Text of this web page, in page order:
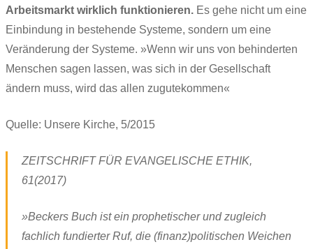
Arbeitsmarkt wirklich funktionieren. Es gehe nicht um eine
Einbindung in bestehende Systeme, sondern um eine
Veränderung der Systeme. »Wenn wir uns von behinderten
Menschen sagen lassen, was sich in der Gesellschaft
ändern muss, wird das allen zugutekommen«
Quelle: Unsere Kirche, 5/2015
ZEITSCHRIFT FÜR EVANGELISCHE ETHIK,
61(2017)
»Beckers Buch ist ein prophetischer und zugleich
fachlich fundierter Ruf, die (finanz)politischen Weichen